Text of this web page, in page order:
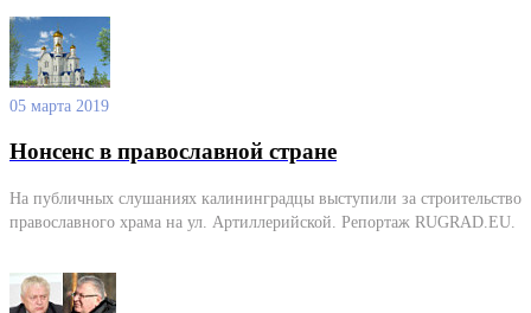
05 марта 2019
Нонсенс в православной стране
На публичных слушаниях калининградцы выступили за строительство
православного храма на ул. Артиллерийской. Репортаж RUGRAD.EU.